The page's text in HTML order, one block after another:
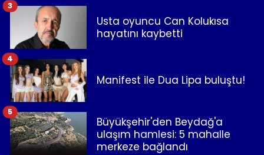
Usta oyuncu Can Kolukısa
hayatını kaybetti
3
Manifest ile Dua Lipa buluştu!
4
Büyükşehir'den Beydağ'a
ulaşım hamlesi: 5 mahalle
merkeze bağlandı
5